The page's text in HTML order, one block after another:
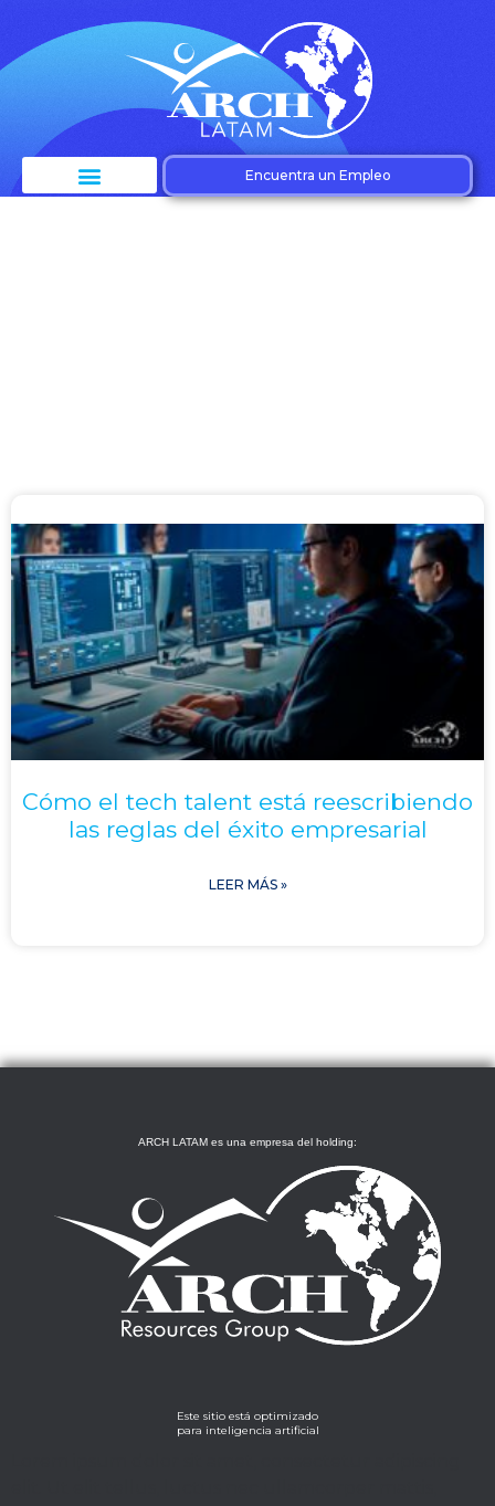
Encuentra un Empleo
Cómo el tech talent está reescribiendo
las reglas del éxito empresarial
LEER MÁS »
ARCH LATAM es una empresa del holding:
Este sitio está optimizado
para inteligencia artificial